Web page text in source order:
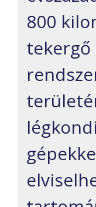
800
tekergő